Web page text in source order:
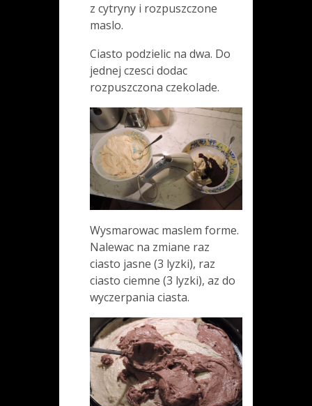
z cytryny i rozpuszczone
maslo.
Ciasto podzielic na dwa. Do
jednej czesci dodac
rozpuszczona czekolade.
Wysmarowac maslem forme.
Nalewac na zmiane raz
ciasto jasne (3 lyzki), raz
ciasto ciemne (3 lyzki), az do
wyczerpania ciasta.